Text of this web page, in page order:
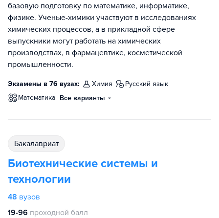
базовую подготовку по математике, информатике,
физике. Ученые-химики участвуют в исследованиях
химических процессов, а в прикладной сфере
выпускники могут работать на химических
производствах, в фармацевтике, косметической
промышленности.
Экзамены в 76 вузах: химия
русский язык
математика Все варианты
бакалавриат
Биотехнические системы и
технологии
48 вузов
19-96 проходной балл